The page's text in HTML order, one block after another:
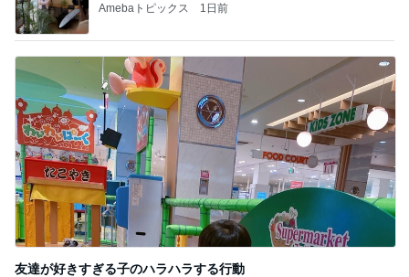
Amebaトピックス 1日前
友達が好きすぎる子のハラハラする行動